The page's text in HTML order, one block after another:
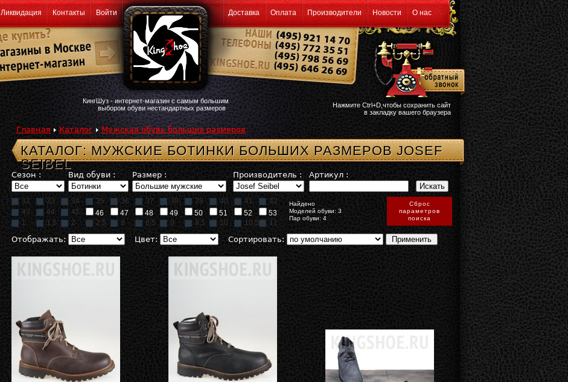
Ликвидация Контакты Войти Доставка Оплата Производители Новости О нас
КингШуз - интернет-магазин с самым большим
выбором обуви нестандартных размеров
Нажмите Ctrl+D,чтобы сохранить сайт
в закладку вашего браузера
Главная Каталог Мужская обувь больших размеров
КАТАЛОГ: МУЖСКИЕ БОТИНКИ БОЛЬШИХ РАЗМЕРОВ JOSEF
SEIBEL
Сезон : Вид обуви : Размер : Производитель : Артикул :
32 33 34 35 36 37 38 39 40 41
42
43
44 45 46 47 48 49 50 51 52
53
1
1,5 2 2,5 8 8,5 9 9,5 10 10,5 11
Найдено
Моделей обуви: 3
Пар обуви: 4
Сброс
параметров
поиска
Отображать: Цвет: Сортировать: